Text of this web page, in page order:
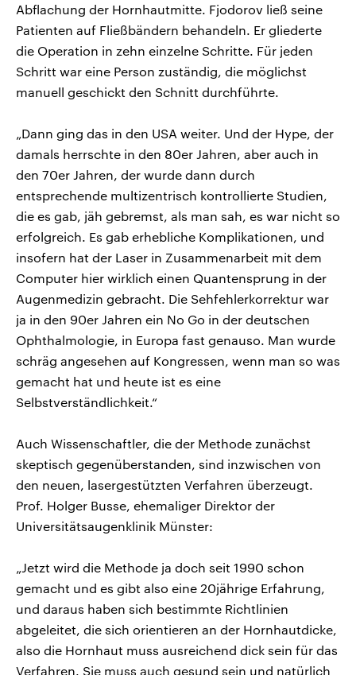
Abflachung der Hornhautmitte. Fjodorov ließ seine
Patienten auf Fließbändern behandeln. Er gliederte
die Operation in zehn einzelne Schritte. Für jeden
Schritt war eine Person zuständig, die möglichst
manuell geschickt den Schnitt durchführte.
„Dann ging das in den USA weiter. Und der Hype, der
damals herrschte in den 80er Jahren, aber auch in
den 70er Jahren, der wurde dann durch
entsprechende multizentrisch kontrollierte Studien,
die es gab, jäh gebremst, als man sah, es war nicht so
erfolgreich. Es gab erhebliche Komplikationen, und
insofern hat der Laser in Zusammenarbeit mit dem
Computer hier wirklich einen Quantensprung in der
Augenmedizin gebracht. Die Sehfehlerkorrektur war
ja in den 90er Jahren ein No Go in der deutschen
Ophthalmologie, in Europa fast genauso. Man wurde
schräg angesehen auf Kongressen, wenn man so was
gemacht hat und heute ist es eine
Selbstverständlichkeit.“
Auch Wissenschaftler, die der Methode zunächst
skeptisch gegenüberstanden, sind inzwischen von
den neuen, lasergestützten Verfahren überzeugt.
Prof. Holger Busse, ehemaliger Direktor der
Universitätsaugenklinik Münster:
„Jetzt wird die Methode ja doch seit 1990 schon
gemacht und es gibt also eine 20jährige Erfahrung,
und daraus haben sich bestimmte Richtlinien
abgeleitet, die sich orientieren an der Hornhautdicke,
also die Hornhaut muss ausreichend dick sein für das
Verfahren. Sie muss auch gesund sein und natürlich